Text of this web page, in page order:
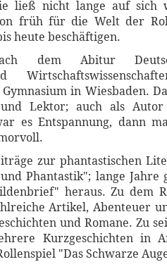
ließ nicht lange auf sich
früh für die Welt der
heute beschäftigen.
dem Abitur
in Wiesbaden.
und Lektor; auch als
es Entspannung, dann
zur phantastischen
Phantastik"; lange Jahre
heraus. Zu dem
Artikel, Abenteuer
und Romane. Zu
Kurzgeschichten in
"Das Schwarze